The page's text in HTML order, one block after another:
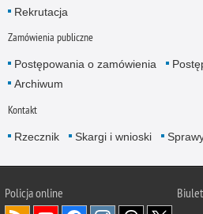
Rekrutacja
Zamówienia publiczne
Postępowania o zamówienia
Archiwum
Kontakt
Rzecznik Skargi i wnioski
Policjaonline